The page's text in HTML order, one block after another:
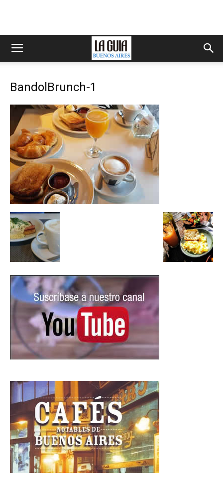
BandolBrunch-1